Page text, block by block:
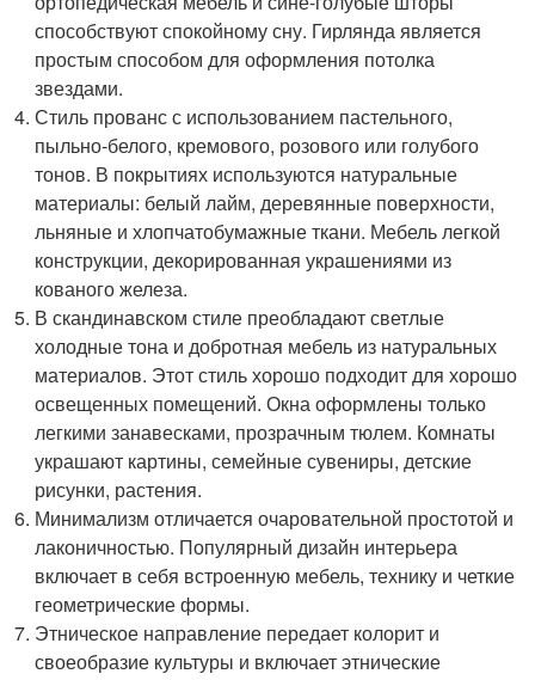
способствуют спокойному сну. Гирлянда является
простым способом для оформления потолка
звездами.
Стиль прованс с использованием пастельного,
пыльно-белого, кремового, розового или голубого
тонов. В покрытиях используются натуральные
материалы: белый лайм, деревянные поверхности,
льняные и хлопчатобумажные ткани. Мебель легкой
конструкции, декорированная украшениями из
кованого железа.
В скандинавском стиле преобладают светлые
холодные тона и добротная мебель из натуральных
материалов. Этот стиль хорошо подходит для хорошо
освещенных помещений. Окна оформлены только
легкими занавесками, прозрачным тюлем. Комнаты
украшают картины, семейные сувениры, детские
рисунки, растения.
Минимализм отличается очаровательной простотой и
лаконичностью. Популярный дизайн интерьера
включает в себя встроенную мебель, технику и четкие
геометрические формы.
Этническое направление передает колорит и
своеобразие культуры и включает этнические